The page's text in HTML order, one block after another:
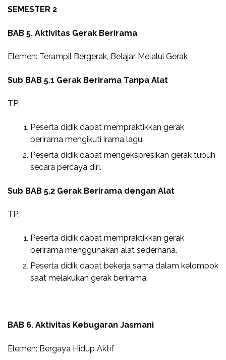
SEMESTER 2
BAB 5. Aktivitas Gerak Berirama
Elemen: Terampil Bergerak, Belajar Melalui Gerak
Sub BAB 5.1 Gerak Berirama Tanpa Alat
TP:
Peserta didik dapat mempraktikkan gerak
berirama mengikuti irama lagu.
Peserta didik dapat mengekspresikan gerak tubuh
secara percaya diri.
Sub BAB 5.2 Gerak Berirama dengan Alat
TP:
Peserta didik dapat mempraktikkan gerak
berirama menggunakan alat sederhana.
Peserta didik dapat bekerja sama dalam kelompok
saat melakukan gerak berirama.
BAB 6. Aktivitas Kebugaran Jasmani
Elemen: Bergaya Hidup Aktif